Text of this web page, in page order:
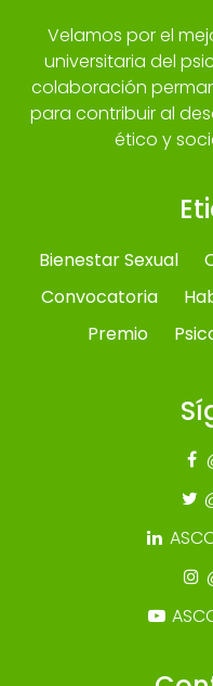
Velamos por el
universitaria del
colaboración
para contribuir al
ético y
Bienestar Sexual
Convocatoria
Premio